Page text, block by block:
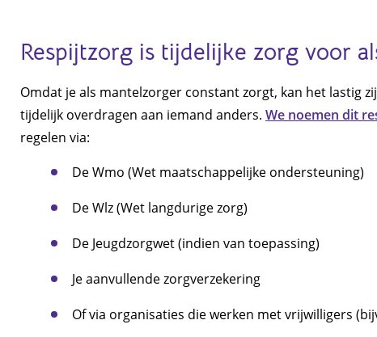
Respijtzorg is tijdelijke zorg voor
Omdat je als mantelzorger constant zorgt, kan het lastig
tijdelijk overdragen aan iemand anders. We noemen dit
regelen via:
De Wmo (Wet maatschappelijke ondersteuning)
De Wlz (Wet langdurige zorg)
De Jeugdzorgwet (indien van toepassing)
Je aanvullende zorgverzekering
Of via organisaties die werken met vrijwilligers